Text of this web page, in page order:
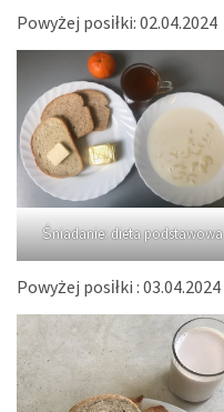
Powyżej posiłki: 02.04.2024
Śniadanie: dieta podstawowa
Powyżej posiłki : 03.04.2024